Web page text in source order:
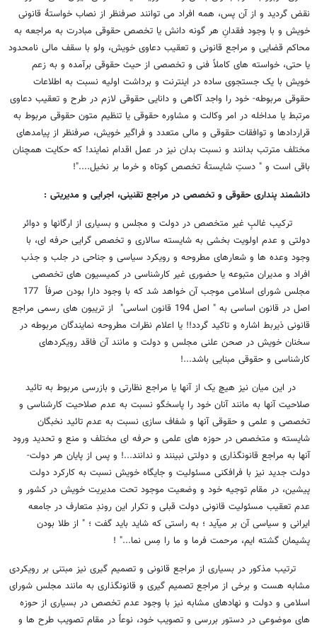
نقض گردید و از آن پس، همه افراد می توانند صرفنظر از نصاب خواستۀ قانونی
خویش و با وجود فقدانِ هر گونه دانش یا تخصص حقوقی مبادرت به مراجعه به
محاکم قضایی و مراجع قانونی و تعقیب دعاوی خویش، ولو با سقف مالی نامحدود
یا حتی، خواسته های کاملاً فنی و تخصصی از حیث حقوقی برآمده و به زعم
خویش با یک جستجوی ساده در اینترنت و برداشت اولیه نسبت به اطلاعات
حقوقی مربوطه- خود را واجد آگاهی و دانایی حقوقی لازم در طرح و تعقیب دعاوی
مرتبط یا مداخله در امر وکالت و مشاوره حقوقی یا تنظیم متون حقوقی مربوط به
قراردادها و توافقات حقوقی و مالی متعدد و فراگیر خویش، صرفنظر از پیامدهای
مختلف مترتب بدانند و نسبت بدان نیز در عمل اقدام نمایند! که حکایت همچنان
باقی است و " دستِ شایستۀ تخصص کوتاه و خرما بر نخیل...."!
دانشمند پنداری حقوقی و تخصصی در مراجع تقنینی، اجرایی و مدیریتی :
ترکیب غالبِ غیر متخصص در دولت و مجلس و بسیاری از ارگانها و دوائر
دولتی و عدم اولویت بخشی به شایسته سالاری و تخصص گرایی حرفه ای، با
وجود وعده ها و شعارهای مطروحه و رویکرد سیاسی و جناحی در جلب و جذب
افراد و مدیران متبوعه یا حضوری غیر کارشناسی در کمیسیون های تخصصی
مجلس شورای اسلامی موجب آن خواهد شد که با وجود دارا بودن صرفاً 177
اصل در قانون اساسی به " اصل 194 قانون اساسی" از تریبون های رسمی مراجع
قانونی ذیربط اشاره و تاکید گردد!! یا اعلام نظرات مطروحه نمایندگان مربوطه در
سخنان خویش در صحن علنی مجلس و دولت و مانند آن فاقد رویکردهای
کارشناسی و حقوقی مبنایی باشد...!
در این میان نیز هیچ یک از آنها یا مراجع نظارتی و بازرسی مربوط به تائید
صلاحیت آنها به مانند آنان خود را پاسخگو نسبت به عدم صلاحیت کارشناسی و
تخصصی و علمی و حقوقی آنها و شفاف سازی نسبت به عدم تائید نخبگان
شایسته و متخصص در حوزه های علمی و حرفه ای مختلف و منع و تحدید ورود
آنها به مراجع قانونگذاری و دولتی نبینند و ندانند...! و پس از پایان هر دولت-
دولت جدید نیز با فرافکنی مسئولیت و جایگاه خویش نسبت به کارکرد دولت
پیشین، در مقام توجیه خود و وضعیت موجود تحت مدیریت خویش در کشور و
عدم تعقیب مسئولیت قانونی دولت قبلی و تکرار این روندِ متعارف در جامعه
ایرانی و سیاسی آن بر میآید ؛ به راستی که شاید باید گفت ؛ " از طلا بودن
پشیمان گشته ایم، مرحمت فرما و ما را مِس نما..." !
ترتیب مذکور در بسیاری از مراجع قانونی و تصمیم گیری نیز مبتنی بر رویکردی
مشابه هست و برخی از مراجع تصمیم گیری و قانونگذاری به مانند مجلس شورای
اسلامی و دولت و نهادهای مشابه نیز با وجود عدم تخصص در بسیاری از حوزه
های موضوعی در دستور بررسی و تصویب خود، نوعاً در مقام تصویب طرح ها و